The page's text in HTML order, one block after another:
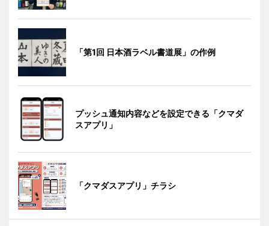
「第1回 日本酒ラベル書道展」の作例
プッシュ通知内容などを設定できる「クマダ
スアプリ」
「クマダスアプリ」チラシ